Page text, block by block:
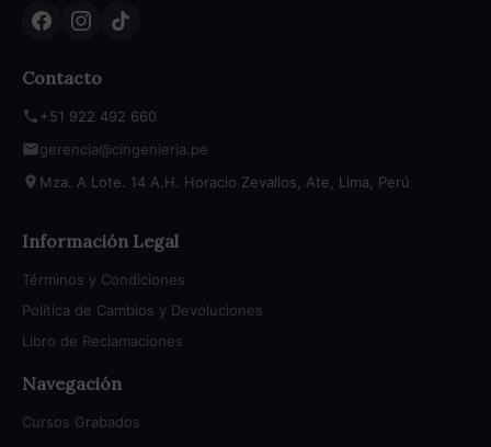
Contacto
+51 922 492 660
gerencia@cingenieria.pe
Mza. A Lote. 14 A.H. Horacio Zevallos, Ate, Lima, Perú
Información Legal
Términos y Condiciones
Política de Cambios y Devoluciones
Libro de Reclamaciones
Navegación
Cursos Grabados